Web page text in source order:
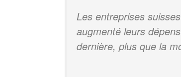
Les entreprises
augmenté leurs
dernière, plus que la